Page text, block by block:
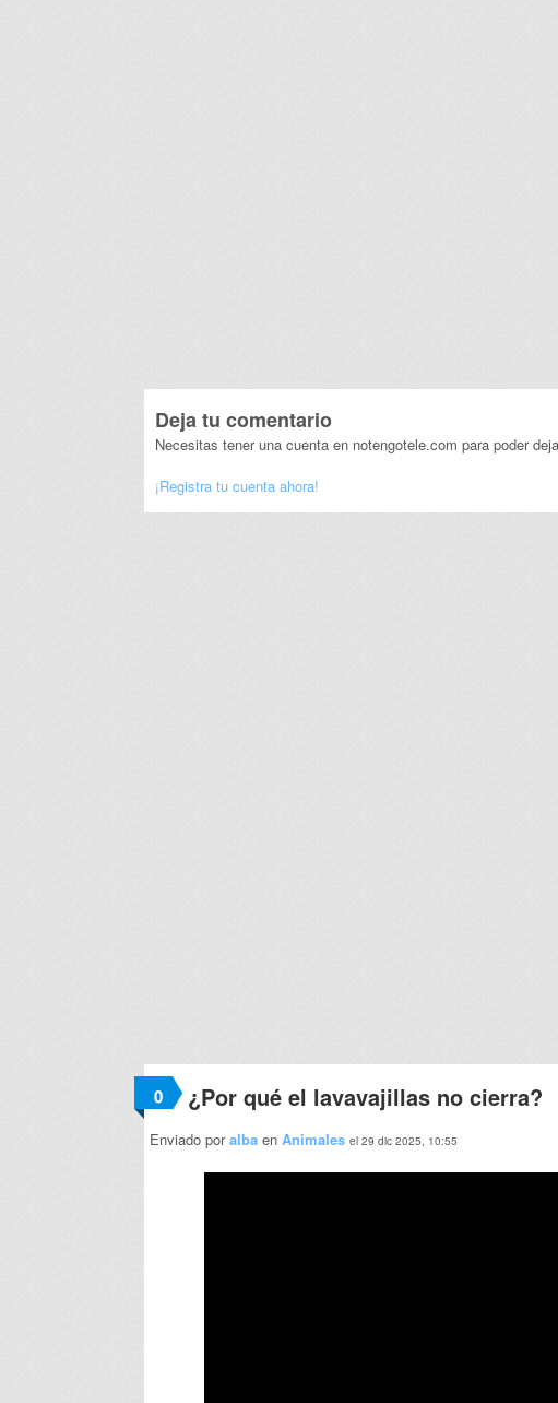
Deja tu comentario
Necesitas tener una cuenta en notengotele.com para poder
¡Registra tu cuenta ahora!
0 ¿Por qué el lavavajillas no cierra?
Enviado poralba en Animales el 29 dic 2025, 10:55